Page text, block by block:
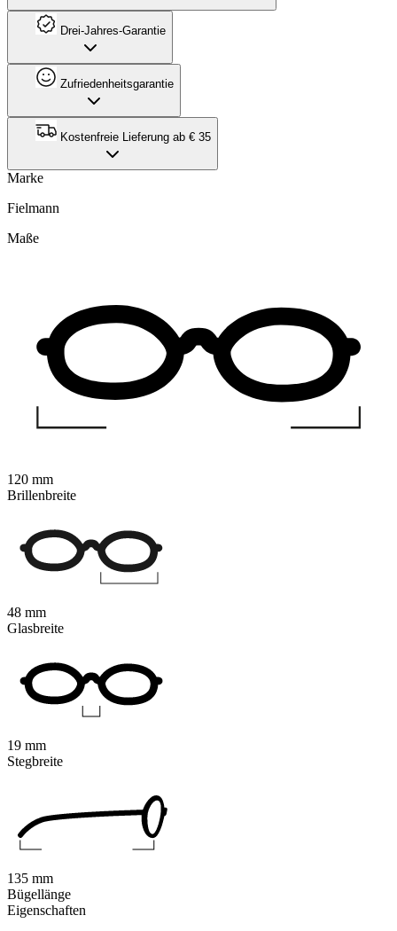
Drei-Jahres-Garantie
Zufriedenheitsgarantie
Kostenfreie Lieferung ab € 35
Marke
Fielmann
Eigenschaften
Maße
120 mm
Brillenbreite
48 mm
Glasbreite
19 mm
Stegbreite
135 mm
Bügellänge